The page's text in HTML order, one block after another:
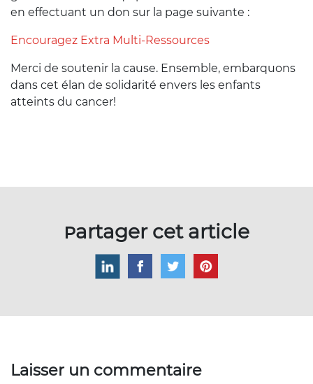
en effectuant un don sur la page suivante :
Encouragez Extra Multi-Ressources
Merci de soutenir la cause. Ensemble, embarquons
dans cet élan de solidarité envers les enfants
atteints du cancer!
Partager cet article
Laisser un commentaire